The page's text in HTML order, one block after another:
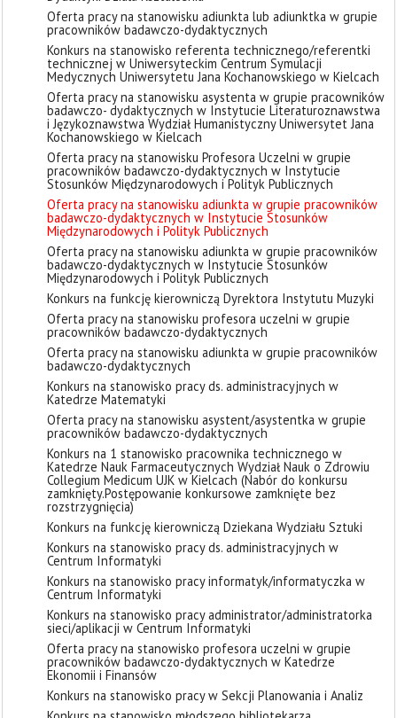
Oferta pracy na stanowisku adiunkta lub adiunktka w grupie
pracowników badawczo-dydaktycznych
Konkurs na stanowisko referenta technicznego/referentki
technicznej w Uniwersyteckim Centrum Symulacji
Medycznych Uniwersytetu Jana Kochanowskiego w Kielcach
Oferta pracy na stanowisku asystenta w grupie pracowników
badawczo- dydaktycznych w Instytucie Literaturoznawstwa
i Językoznawstwa Wydział Humanistyczny Uniwersytet Jana
Kochanowskiego w Kielcach
Oferta pracy na stanowisku Profesora Uczelni w grupie
pracowników badawczo-dydaktycznych w Instytucie
Stosunków Międzynarodowych i Polityk Publicznych
Oferta pracy na stanowisku adiunkta w grupie pracowników
badawczo-dydaktycznych w Instytucie Stosunków
Międzynarodowych i Polityk Publicznych
Oferta pracy na stanowisku adiunkta w grupie pracowników
badawczo-dydaktycznych w Instytucie Stosunków
Międzynarodowych i Polityk Publicznych
Konkurs na funkcję kierowniczą Dyrektora Instytutu Muzyki
Oferta pracy na stanowisku profesora uczelni w grupie
pracowników badawczo-dydaktycznych
Oferta pracy na stanowisku adiunkta w grupie pracowników
badawczo-dydaktycznych
Konkurs na stanowisko pracy ds. administracyjnych w
Katedrze Matematyki
Oferta pracy na stanowisku asystent/asystentka w grupie
pracowników badawczo-dydaktycznych
Konkurs na 1 stanowisko pracownika technicznego w
Katedrze Nauk Farmaceutycznych Wydział Nauk o Zdrowiu
Collegium Medicum UJK w Kielcach (Nabór do konkursu
zamknięty. ​Postępowanie konkursowe zamknięte bez
rozstrzygnięcia)
Konkurs na funkcję kierowniczą Dziekana Wydziału Sztuki
Konkurs na stanowisko pracy ds. administracyjnych w
Centrum Informatyki
Konkurs na stanowisko pracy informatyk/informatyczka w
Centrum Informatyki
Konkurs na stanowisko pracy administrator/administratorka
sieci/aplikacji w Centrum Informatyki
Oferta pracy na stanowisko profesora uczelni w grupie
pracowników badawczo-dydaktycznych w Katedrze
Ekonomii i Finansów
Konkurs na stanowisko pracy w Sekcji Planowania i Analiz